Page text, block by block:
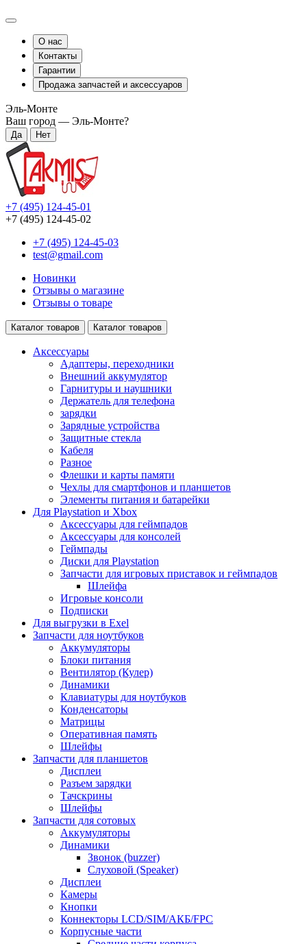
О нас
Контакты
Гарантии
Продажа запчастей и аксессуаров
Эль-Монте
Ваш город — Эль-Монте?
+7 (495) 124-45-01
+7 (495) 124-45-02
+7 (495) 124-45-03
test@gmail.com
Новинки
Отзывы о магазине
Отзывы о товаре
Каталог товаров Каталог товаров
Аксессуары
Адаптеры, переходники
Внешний аккумулятор
Гарнитуры и наушники
Держатель для телефона
зарядки
Зарядные устройства
Защитные стекла
Кабеля
Разное
Флешки и карты памяти
Чехлы для смартфонов и планшетов
Элементы питания и батарейки
Для Playstation и Xbox
Аксессуары для геймпадов
Аксессуары для консолей
Геймпады
Диски для Playstation
Запчасти для игровых приставок и геймпадов
Шлейфа
Игровые консоли
Подписки
Для выгрузки в Exel
Запчасти для ноутбуков
Аккумуляторы
Блоки питания
Вентилятор (Кулер)
Динамики
Клавиатуры для ноутбуков
Конденсаторы
Матрицы
Оперативная память
Шлейфы
Запчасти для планшетов
Дисплеи
Разъем зарядки
Тачскрины
Шлейфы
Запчасти для сотовых
Аккумуляторы
Динамики
Звонок (buzzer)
Слуховой (Speaker)
Дисплеи
Камеры
Кнопки
Коннекторы LCD/SIM/АКБ/FPC
Корпусные части